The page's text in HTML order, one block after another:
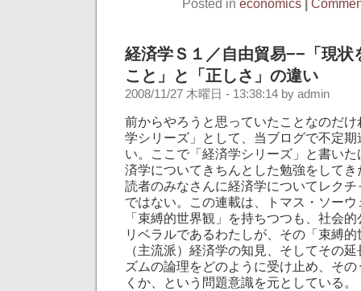
Posted in economics |
経済学Ｓ１／自由貿易−−「現状
こと」と「正しさ」の違い
2008/11/27 木曜日 - 13:38:14 by admin
前からやろうと思っていたことなのだ
学シリーズ」として、当ブログで不定
い。ここで「経済学シリーズ」と書い
済学についてきちんとした勉強をして
読者のみなさんに経済学についてレク
ではない。この連載は、トマス・ソー
「束縛的世界観」を持ちつつも、社会
リベラルであるわたしが、その「束縛
（主流派）経済学の知見、そしてその
ズムの論理をどのように受け止め、そ
くか、という問題意識を元としている。